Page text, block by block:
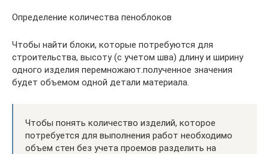
Определение количества пеноблоков
Чтобы найти блоки, которые потребуются для
строительства, высоту (с учетом шва) длину и ширину
одного изделия перемножают.полученное значения
будет объемом одной детали материала.
Чтобы понять количество изделий, которое
потребуется для выполнения работ необходимо
объем стен без учета проемов разделить на